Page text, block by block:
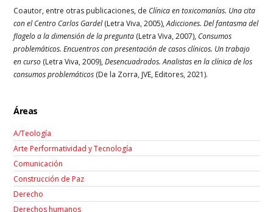
Coautor, entre otras publicaciones, de Clínica en toxicomanías. Una cita
con el Centro Carlos Gardel(Letra Viva, 2005),Adicciones. Del fantasma del
flagelo a la dimensión de la pregunta (Letra Viva, 2007), Consumos
problemáticos. Encuentros con presentación de casos clínicos. Un trabajo
en curso (Letra Viva, 2009),Desencuadrados. Analistas en la clínica de los
consumos problemáticos (De la Zorra, JVE, Editores, 2021).
Áreas
A/Teología
Arte Performatividad y Tecnología
Comunicación
Construcción de Paz
Derecho
Derechos humanos